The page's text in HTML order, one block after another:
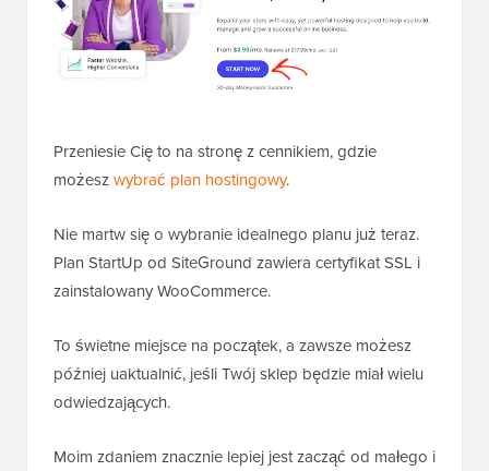
Przeniesie Cię to na stronę z cennikiem, gdzie
możeszwybrać plan hostingowy.
Nie martw się o wybranie idealnego planu już teraz.
Plan StartUp od SiteGround zawiera certyfikat SSL i
zainstalowany WooCommerce.
To świetne miejsce na początek, a zawsze możesz
później uaktualnić, jeśli Twój sklep będzie miał wielu
odwiedzających.
Moim zdaniem znacznie lepiej jest zacząć od małego i